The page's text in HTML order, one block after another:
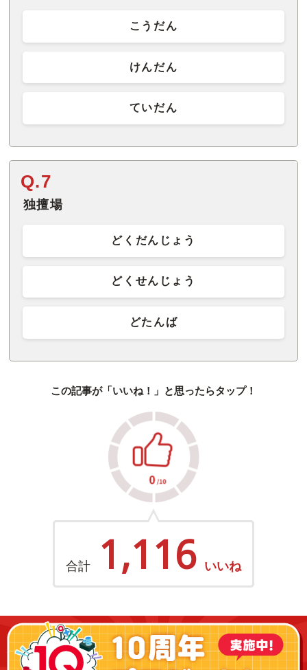
こうだん
けんだん
ていだん
Q.7
独擅場
どくだんじょう
どくせんじょう
どたんば
この記事が「いいね！」と思ったらタップ！
合計 1,116 いいね